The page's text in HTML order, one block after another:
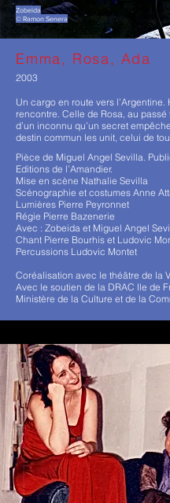
Zobeida
© Ramon Senera
Emma, Rosa, Ada
2003
Un cargo en route vers l’Argentine.
rencontre. Celle de Rosa, au passé
d’un inconnu qu’un secret
destin commun les unit, celui de
Pièce de Miguel Angel Sevilla.
Editions de l’Amandier.
Mise en scène Nathalie Sevilla
Scénographie et costumes Anne
Lumières Pierre Peyronnet
Régie Pierre Bazenerie
Avec : Zobeida et Miguel Angel
Chant Pierre Bourhis et Ludovic
Percussions Ludovic Montet
Coréalisation avec le théâtre de la
Avec le soutien de la DRAC Ile de
Ministère de la Culture et de la